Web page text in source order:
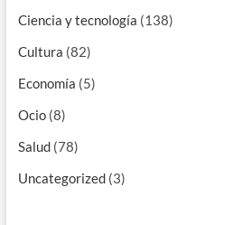
Ciencia y tecnología (138)
Cultura (82)
Economía (5)
Ocio(8)
Salud(78)
Uncategorized(3)